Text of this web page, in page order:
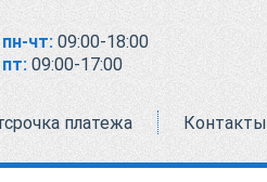
пн-чт: 09:00-18:00
пт: 09:00-17:00
платежа Контакты